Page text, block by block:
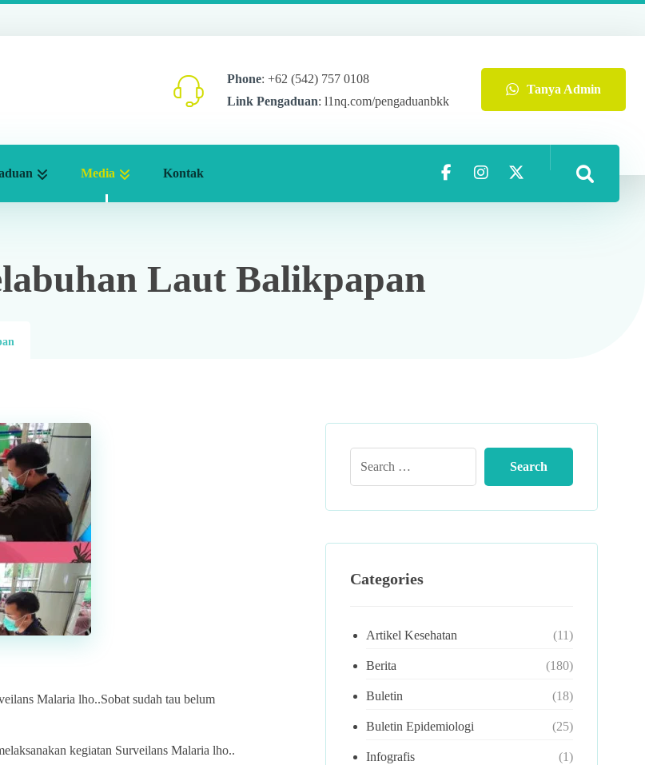
Tanya Admin
Phone: +62 (542) 757 0108
Link Pengaduan: l1nq.com/pengaduanbkk
Media Kontak
Laut Balikpapan
Malaria lho..Sobat sudah tau belum
kegiatan Surveilans Malaria lho..
Categories
Artikel Kesehatan (11)
Berita (180)
Buletin (18)
Buletin Epidemiologi (25)
Infografis (1)